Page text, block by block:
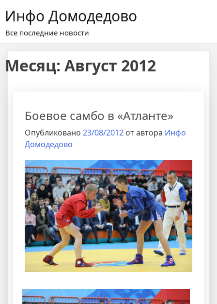
содержимому
Инфо Домодедово
Все последние новости
Месяц: Август 2012
Боевое самбо в «Атланте»
Опубликовано 23/08/2012 от автора Инфо
Домодедово